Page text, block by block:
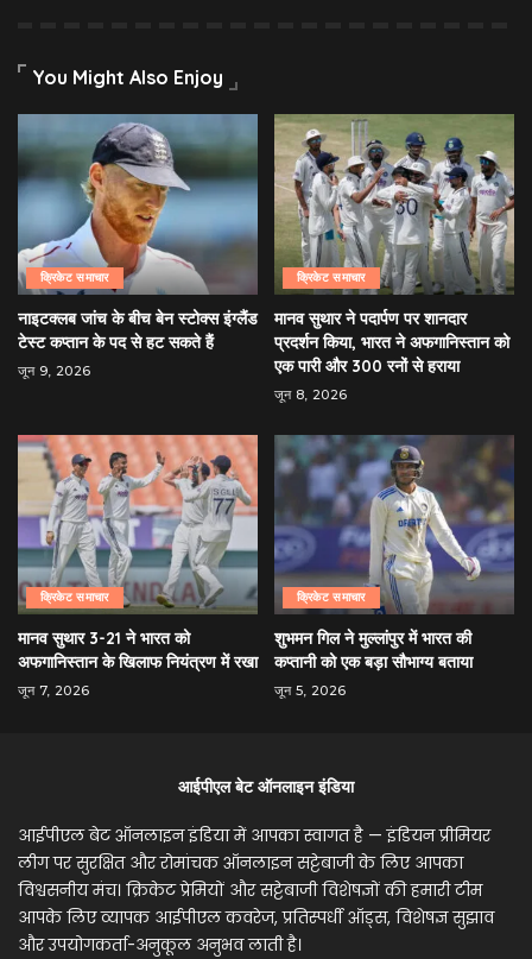
You Might Also Enjoy
क्रिकेट समाचार
नाइटक्लब जांच के बीच बेन स्टोक्स इंग्लैंड
टेस्ट कप्तान के पद से हट सकते हैं
जून 9, 2026
क्रिकेट समाचार
मानव सुथार ने पदार्पण पर शानदार
प्रदर्शन किया, भारत ने अफगानिस्तान को
एक पारी और 300 रनों से हराया
जून 8, 2026
क्रिकेट समाचार
मानव सुथार 3-21 ने भारत को
अफगानिस्तान के खिलाफ नियंत्रण में रखा
जून 7, 2026
क्रिकेट समाचार
शुभमन गिल ने मुल्लांपुर में भारत की
कप्तानी को एक बड़ा सौभाग्य बताया
जून 5, 2026
आईपीएल बेट ऑनलाइन इंडिया
आईपीएल बेट ऑनलाइन इंडिया में आपका स्वागत है — इंडियन प्रीमियर
लीग पर सुरक्षित और रोमांचक ऑनलाइन सट्टेबाजी के लिए आपका
विश्वसनीय मंच। क्रिकेट प्रेमियों और सट्टेबाजी विशेषज्ञों की हमारी टीम
आपके लिए व्यापक आईपीएल कवरेज, प्रतिस्पर्धी ऑड्स, विशेषज्ञ सुझाव
और उपयोगकर्ता-अनुकूल अनुभव लाती है।